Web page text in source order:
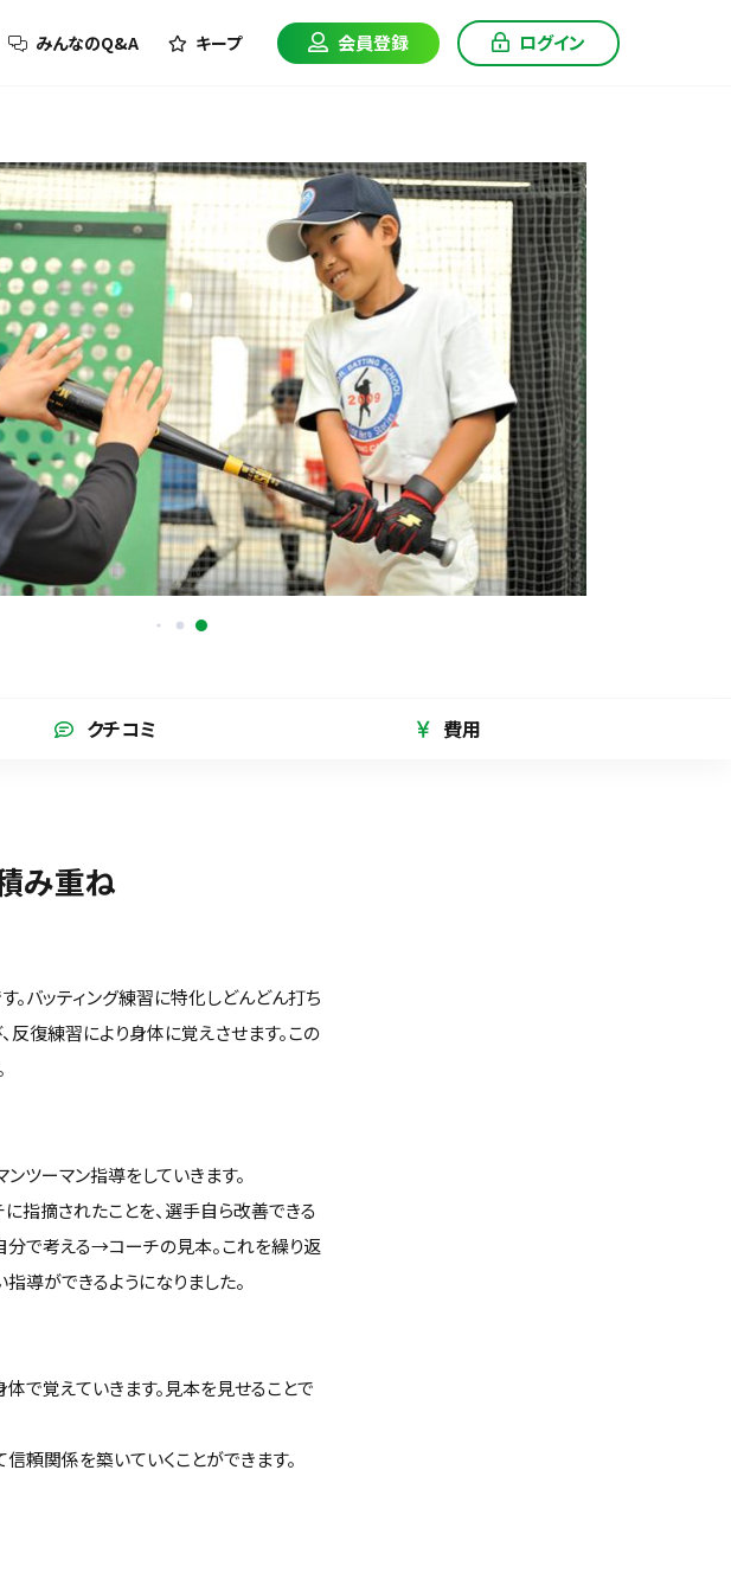
みんなのQ&A キープ 会員登録 ログイン
クチコミ 費用
み重ね
。バッティング練習に特化しどんどん打ち
反復練習により身体に覚えさせます。この
ツーマン指導をしていきます。
指摘されたことを、選手自ら改善できる
で考える→コーチの見本。これを繰り返
導ができるようになりました。
で覚えていきます。見本を見せることで
頼関係を築いていくことができます。